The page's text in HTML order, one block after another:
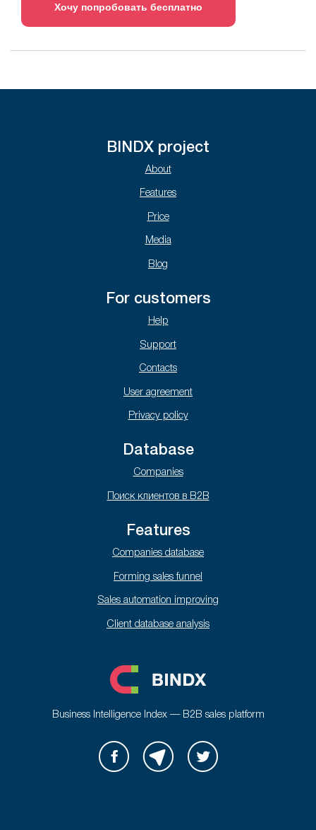
Хочу попробовать бесплатно
BINDX project
About
Features
Price
Media
Blog
For customers
Help
Support
Contacts
User agreement
Privacy policy
Database
Companies
Поиск клиентов в B2B
Features
Companies database
Forming sales funnel
Sales automation improving
Client database analysis
Business Intelligence Index — B2B sales platform